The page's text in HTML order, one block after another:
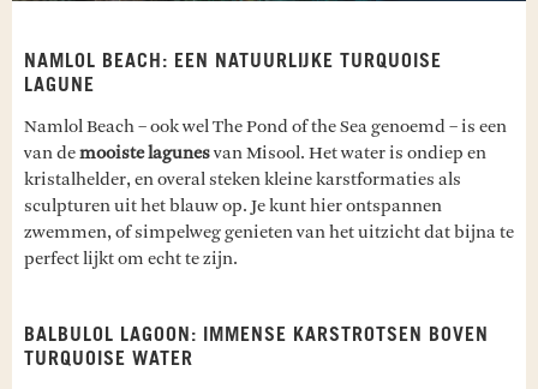
NAMLOL BEACH: EEN NATUURLIJKE TURQUOISE
LAGUNE
Namlol Beach – ook wel The Pond of the Sea genoemd – is een
van demooiste lagunesvan Misool. Het water is ondiep en
kristalhelder, en overal steken kleine karstformaties als
sculpturen uit het blauw op. Je kunt hier ontspannen
zwemmen, of simpelweg genieten van het uitzicht dat bijna te
perfect lijkt om echt te zijn.
BALBULOL LAGOON: IMMENSE KARSTROTSEN BOVEN
TURQUOISE WATER